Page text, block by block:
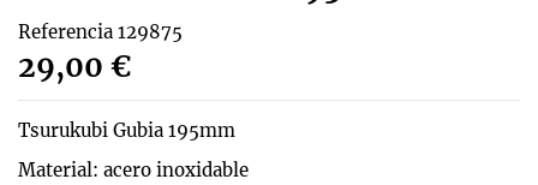
Referencia 129875
29,00 €
Tsurukubi Gubia 195mm
Material: acero inoxidable